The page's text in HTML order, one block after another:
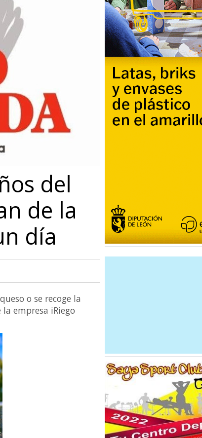
del
de la
día
o se recoge la
empresa iRiego